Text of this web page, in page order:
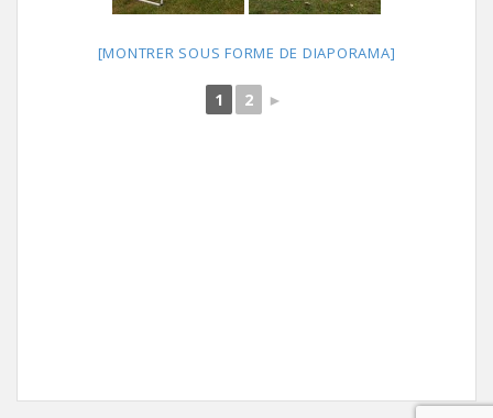
[MONTRER SOUS FORME DE DIAPORAMA]
1 2 ►